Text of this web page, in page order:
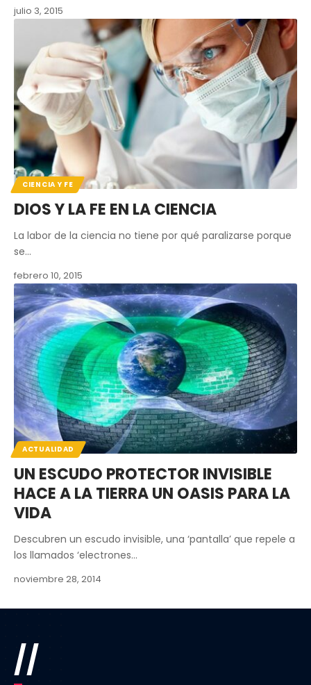
julio 3, 2015
CIENCIA Y FE
DIOS Y LA FE EN LA CIENCIA
La labor de la ciencia no tiene por qué paralizarse porque
se…
febrero 10, 2015
ACTUALIDAD
UN ESCUDO PROTECTOR INVISIBLE
HACE A LA TIERRA UN OASIS PARA LA
VIDA
Descubren un escudo invisible, una ‘pantalla’ que repele a
los llamados ‘electrones…
noviembre 28, 2014
//